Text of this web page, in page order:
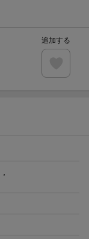
円OFFクーポン
演ペアチケット
追加する
,